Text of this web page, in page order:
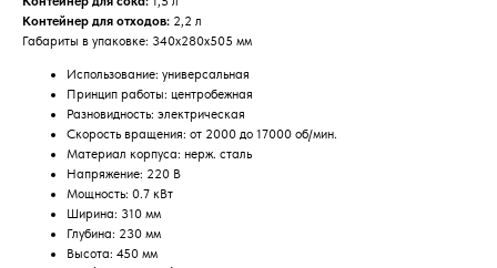
Контейнер для отходов: 2,2 л
Габариты в упаковке: 340х280х505 мм
Использование: универсальная
Принцип работы: центробежная
Разновидность: электрическая
Скорость вращения: от 2000 до 17000 об/мин.
Материал корпуса: нерж. сталь
Напряжение: 220 В
Мощность: 0.7 кВт
Ширина: 310 мм
Глубина: 230 мм
Высота: 450 мм